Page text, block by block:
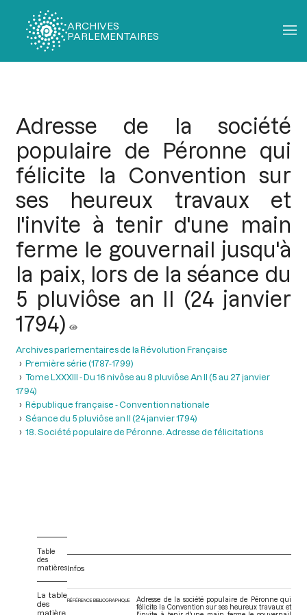
ARCHIVES
PARLEMENTAIRES
Adresse de la société
populaire de Péronne qui
félicite la Convention sur
ses heureux travaux et
l'invite à tenir d'une main
ferme le gouvernail jusqu'à
la paix, lors de la séance du
5 pluviôse an II (24 janvier
1794)
Archives parlementaires de la Révolution Française
Première série (1787-1799)
Tome LXXXIII - Du 16 nivôse au 8 pluviôse An II (5 au 27 janvier
1794)
République française - Convention nationale
Séance du 5 pluviôse an II (24 janvier 1794)
18. Société populaire de Péronne. Adresse de félicitations
Table
des
matières
La table
des
matière
Infos
RÉFÉRENCE BIBLIOGRAPHIQUE
Adresse de la société populaire de Péronne qui
félicite la Convention sur ses heureux travaux et